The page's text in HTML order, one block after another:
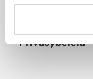
Wat doet Het
Privacybeleid